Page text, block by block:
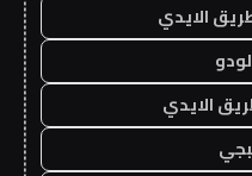
الايدي
الايدي